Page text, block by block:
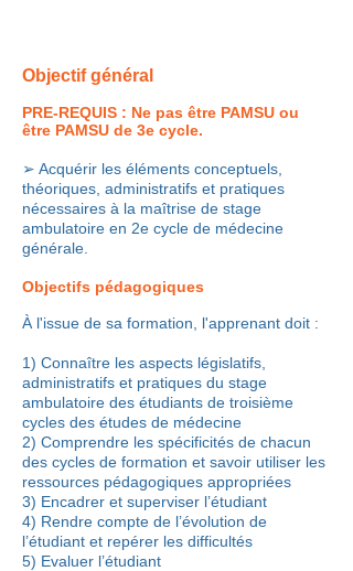
Objectif général
PRE-REQUIS : Ne pas être PAMSU ou
être PAMSU de 3e cycle.
➢ Acquérir les éléments conceptuels,
théoriques, administratifs et pratiques
nécessaires à la maîtrise de stage
ambulatoire en 2e cycle de médecine
générale.
Objectifs pédagogiques
À l'issue de sa formation, l'apprenant doit :
1) Connaître les aspects législatifs,
administratifs et pratiques du stage
ambulatoire des étudiants de troisième
cycles des études de médecine
2) Comprendre les spécificités de chacun
des cycles de formation et savoir utiliser les
ressources pédagogiques appropriées
3) Encadrer et superviser l’étudiant
4) Rendre compte de l’évolution de
l’étudiant et repérer les difficultés
5) Evaluer l’étudiant